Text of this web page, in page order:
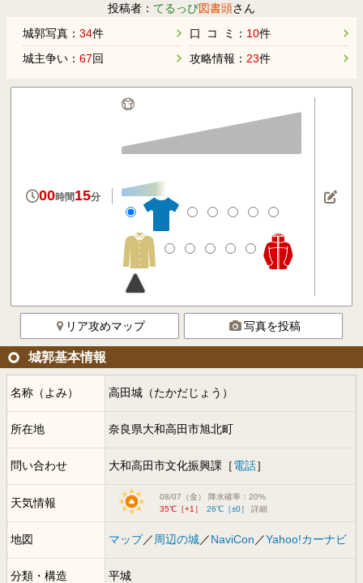
投稿者： てるっぴ図書頭さん
城郭写真： 34件
城主争い： 67回
口 コ ミ： 10件
攻略情報： 23件
00時間15分
リア攻めマップ 写真を投稿
城郭基本情報
名称（よみ） 高田城（たかだじょう）
所在地 奈良県大和高田市旭北町
問い合わせ 大和高田市文化振興課［電話］
天気情報
08/07（金） 降水確率：20%
35℃［+1］
26℃［±0］ 詳細
地図 マップ／ 周辺の城／NaviCon ／Yahoo!カーナビ
分類・構造 平城